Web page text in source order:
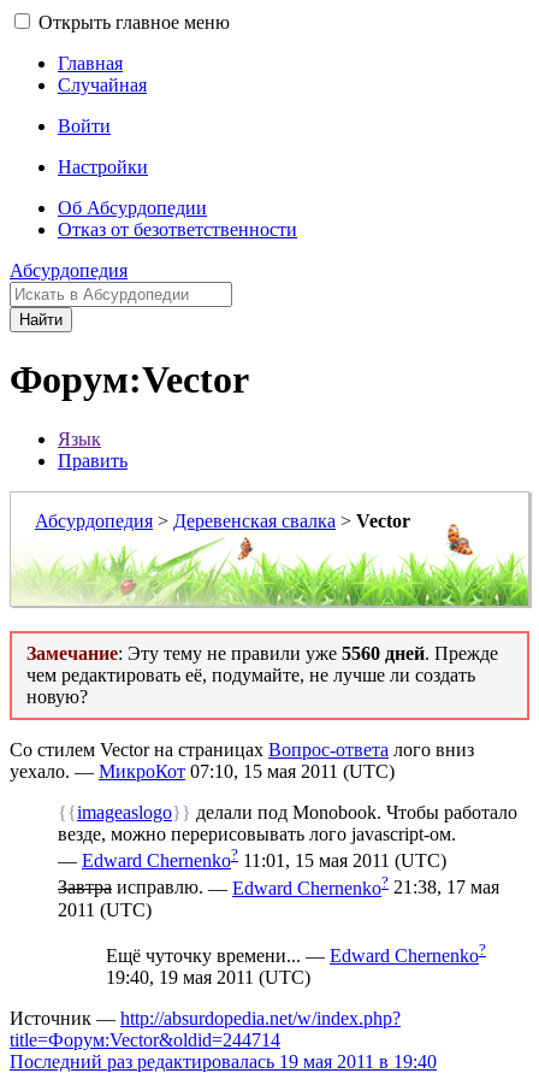
Открыть главное меню
Главная
Случайная
Войти
Настройки
Об Абсурдопедии
Отказ от безответственности
Абсурдопедия
Найти
Форум:Vector
Язык
Править
Абсурдопедия > Деревенская свалка > Vector
Замечание: Эту тему не правили уже 5560 дней. Прежде
чем редактировать её, подумайте, не лучше ли создать
новую?
Со стилем Vector на страницах Вопрос-ответа лого вниз
уехало. — МикроКот 07:10, 15 мая 2011 (UTC)
{{imageaslogo}} делали под Monobook. Чтобы работало
везде, можно перерисовывать лого javascript-ом.
— Edward Chernenko? 11:01, 15 мая 2011 (UTC)
Завтра исправлю. — Edward Chernenko? 21:38, 17 мая
2011 (UTC)
Ещё чуточку времени... — Edward Chernenko?
19:40, 19 мая 2011 (UTC)
Источник — http://absurdopedia.net/w/index.php?
title=Форум:Vector&oldid=244714
Последний раз редактировалась 19 мая 2011 в 19:40